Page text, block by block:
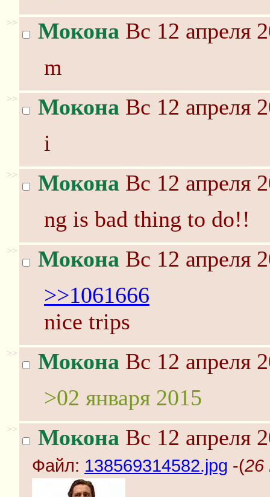
>> Мокона Вс 12 апреля
m
>> Мокона Вс 12 апреля
i
>> Мокона Вс 12 апреля
ng is bad thing to do!!
>> Мокона Вс 12 апреля
>>1061666
nice trips
>> Мокона Вс 12 апреля
>02 января 2015
>> Мокона Вс 12 апреля
Файл: 138569314582.jpg -(26